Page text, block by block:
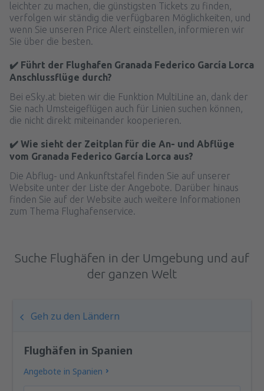
leichter zu machen, die günstigsten Tickets zu finden,
verfolgen wir ständig die verfügbaren Möglichkeiten, und
wenn Sie unseren Price Alert einstellen, informieren wir
Sie über die besten.
✔️ Führt der Flughafen Granada Federico García Lorca
Anschlussflüge durch?
Bei eSky.at bieten wir die Funktion MultiLine an, dank der
Sie nach Umsteigeflügen auch für Linien suchen können,
die nicht direkt miteinander kooperieren.
✔️ Wie sieht der Zeitplan für die An- und Abflüge
vom Granada Federico García Lorca aus?
Die Abflug- und Ankunftstafel finden Sie auf unserer
Website unter der Liste der Angebote. Darüber hinaus
finden Sie auf der Website auch weitere Informationen
zum Thema Flughafenservice.
Suche Flughäfen in der Umgebung und auf
der ganzen Welt
Geh zu den Ländern
Flughäfen in Spanien
Angebote in Spanien